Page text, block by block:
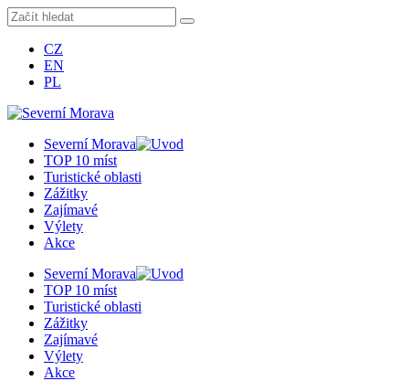
CZ
EN
PL
Severní Morava
TOP 10 míst
Turistické oblasti
Zážitky
Zajímavé
Výlety
Akce
Severní Morava
TOP 10 míst
Turistické oblasti
Zážitky
Zajímavé
Výlety
Akce